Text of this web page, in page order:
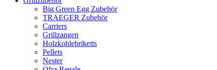
Big Green Egg Zubehör
TRAEGER Zubehör
Carriers
Grillzangen
Holzkohlebriketts
Pellets
Nester